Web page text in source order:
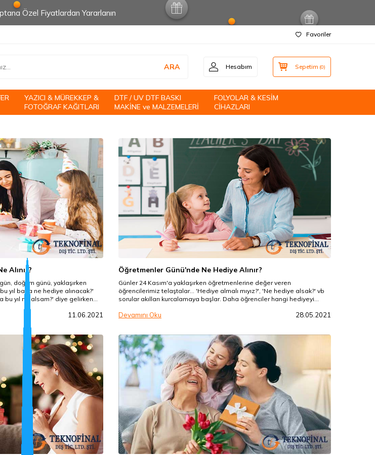
Özel Fiyatlardan Yararlanın
Favoriler
ARA Hesabım Sepetim (0)
YAZICI & MÜREKKEP &
FOTOĞRAF KAĞITLARI
DTF / UV DTF BASKI
MAKİNE ve MALZEMELERİ
FOLYOLAR & KESİM
CİHAZLARI
Alınır?
doğum günü, yaklaşırken
yıl bana ne hediye alınacak?'
bu yıl ne alsam?' diye gelirken
öneriler sunmak açısından bu
11.06.2021
Öğretmenler Günü'nde Ne Hediye Alınır?
Günler 24 Kasım'a yaklaşırken öğretmenlerine değer veren
öğrencilerimiz telaştalar... 'Hediye almalı mıyız?', 'Ne hediye alsak?' vb
sorular akılları kurcalamaya başlar. Daha öğrenciler hangi hediyeyi
düşünüp ona göre stoklarını yenilemeye başlarlar. Peki ama hangi
Devamını Oku 28.05.2021